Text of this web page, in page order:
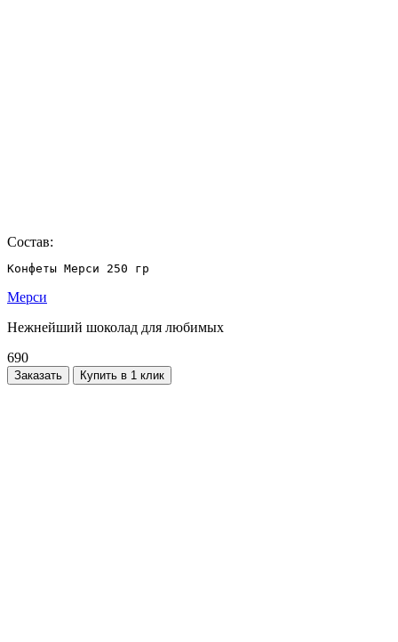
Состав:
Конфеты Мерси 250 гр
Мерси
Нежнейший шоколад для любимых
690
Заказать Купить в 1 клик